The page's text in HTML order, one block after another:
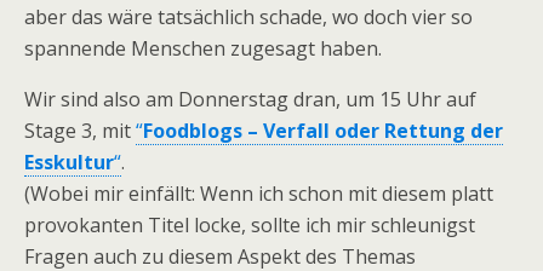
aber das wäre tatsächlich schade, wo doch vier so
spannende Menschen zugesagt haben.
Wir sind also am Donnerstag dran, um 15 Uhr auf
Stage 3, mit“Foodblogs – Verfall oder Rettung der
Esskultur“.
(Wobei mir einfällt: Wenn ich schon mit diesem platt
provokanten Titel locke, sollte ich mir schleunigst
Fragen auch zu diesem Aspekt des Themas